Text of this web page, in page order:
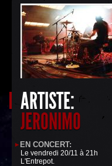
ARTISTE:
JERONIMO
EN CONCERT:
Le vendredi 20/11 à 21h
L'Entrepot.